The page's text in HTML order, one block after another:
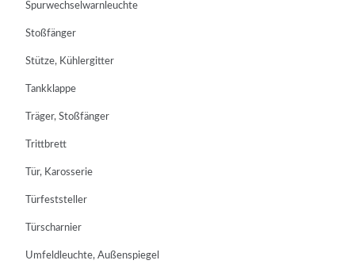
Spurwechselwarnleuchte
Stoßfänger
Stütze, Kühlergitter
Tankklappe
Träger, Stoßfänger
Trittbrett
Tür, Karosserie
Türfeststeller
Türscharnier
Umfeldleuchte, Außenspiegel